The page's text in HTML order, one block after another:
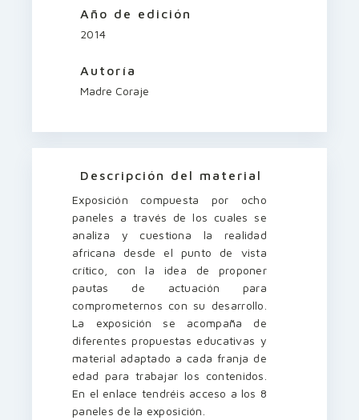
Año de edición
2014
Autoría
Madre Coraje
Descripción del material
Exposición compuesta por ocho
paneles a través de los cuales se
analiza y cuestiona la realidad
africana desde el punto de vista
crítico, con la idea de proponer
pautas de actuación para
comprometernos con su desarrollo.
La exposición se acompaña de
diferentes propuestas educativas y
material adaptado a cada franja de
edad para trabajar los contenidos.
En el enlace tendréis acceso a los 8
paneles de la exposición.